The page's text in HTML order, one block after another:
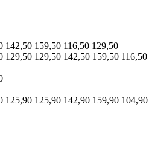
142,50 159,50 116,50 129,50
129,50 129,50 142,50 159,50 116,50
125,90 125,90 142,90 159,90 104,90